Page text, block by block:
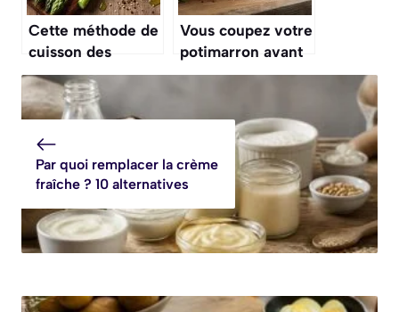
Cette méthode de
cuisson des
asperges vertes
les garde
croquantes et
préserve leur
belle couleur
Vous coupez votre
potimarron avant
de le cuire ?
voici comment
gagner un temps
fou
Par quoi remplacer la crème
fraîche ? 10 alternatives